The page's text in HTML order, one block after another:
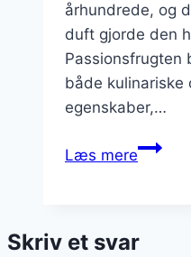
århundrede, og
duft gjorde den
Passionsfrugten
både kulinariske
egenskaber,…
Læs mere
og
Skriv et svar